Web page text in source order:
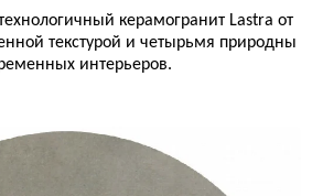
керамогранит Lastra от
текстурой и четырьмя природны
интерьеров.